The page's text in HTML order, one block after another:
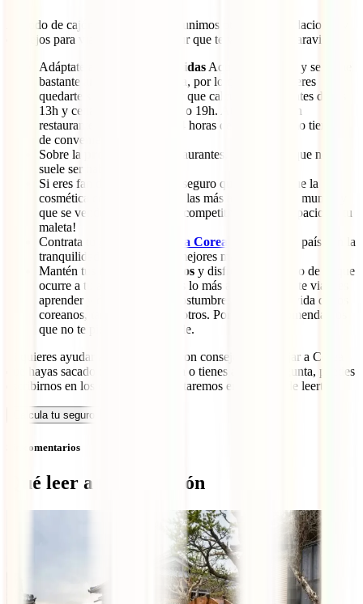
A modo de cajón de sastre, aquí reunimos otras recomendaciones y
consejos para viajar a Corea del Sur que te vendrán de maravilla:
Adáptate al
horario de comidas Aquí se almuerza y se come
bastante antes que en España, por lo que, si no quieres
quedarte sin comer, es mejor que calcules comer antes de las
13h y cenar sobre las 18h30 o 19h. Aun así, existen
restaurantes que abren las 24 horas del día, así como tiendas
de conveniencia.
Sobre la
en los restaurantes, debes saber que no
suele ser habitual dejarla.
Si eres fan de la
, seguro que ya sabes que la
cosmética coreana es una de las más avanzadas del mundo y
que se vende a precios muy competitivos. ¡Deja espacio en tu
maleta!
Contrata tu
seguro de viaje a Corea
y descubre el país con la
tranquilidad de estar en las mejores manos.
Mantén tus
ojos bien abiertos y disfruta muchísimo de lo que
ocurre a tu alrededor. Quizás lo más atractivo de este viaje es
aprender y disfrutar de las costumbres y forma de vida de los
coreanos, tan distintos a nosotros. Por eso, te recomendamos
que no te pierdas ni un detalle.
Si quieres ayudar a otros viajeros con consejos para viajar a Corea
que hayas sacado de tu experiencia o tienes alguna pregunta, puedes
escribirnos en los comentarios. ¡Estaremos encantados de leerte!
Calcula tu seguro
Sin comentarios
Qué leer a continuación